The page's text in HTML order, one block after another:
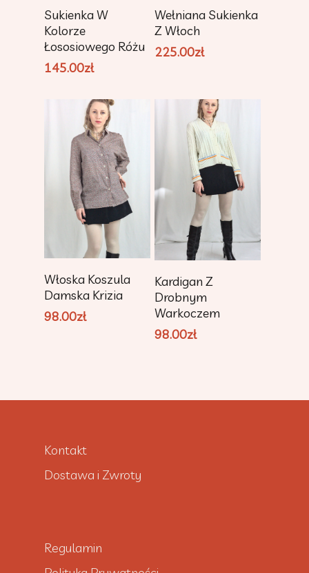
Dodaj Do
Sukienka W
Kolorze
Łososiowego Różu
145.00zł
Dodaj Do
Koszyka
Wełniana Sukienka
Z Włoch
225.00zł
Dodaj Do
Koszyka
Włoska Koszula
Damska Krizia
98.00zł
Dodaj Do
Koszyka
Kardigan Z
Drobnym
Warkoczem
98.00zł
Kontakt
Dostawa i Zwroty
Regulamin